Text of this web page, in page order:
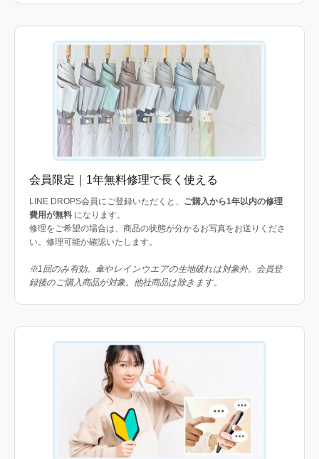
会員限定｜1年無料修理で長く使える
LINE DROPS会員にご登録いただくと、 ご購入から1年以内の修理
費用が無料 になります。
修理をご希望の場合は、商品の状態が分かるお写真をお送りくださ
い。修理可能か確認いたします。
※1回のみ有効。傘やレインウエアの生地破れは対象外。会員登
録後のご購入商品が対象。他社商品は除きます。